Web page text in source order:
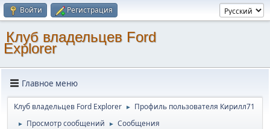
Войти Регистрация
Клуб владельцев Ford
Explorer
Главное меню
Клуб владельцев Ford Explorer ► Профиль пользователя Кирилл71
► Просмотр сообщений ► Сообщения